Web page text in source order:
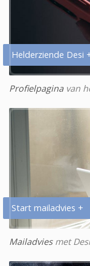
Helderziende Desi
Profielpaginavan
Start mailadvies +
Mailadviesmet